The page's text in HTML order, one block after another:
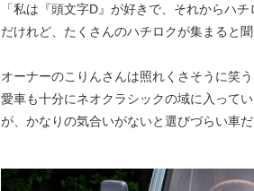
「私は『頭文字D』が好きで、それからハ
だけれど、たくさんのハチロクが集まると
オーナーのこりんさんは照れくさそうに笑
愛車も十分にネオクラシックの域に入って
が、かなりの気合いがないと選びづらい車だ